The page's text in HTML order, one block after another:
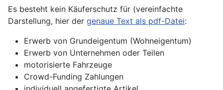
Es besteht kein Käuferschutz für (vereinfachte
Darstellung, hier der genaue Text als pdf-Datei:
Erwerb von Grundeigentum (Wohneigentum)
Erwerb von Unternehmen oder Teilen
motorisierte Fahrzeuge
Crowd-Funding Zahlungen